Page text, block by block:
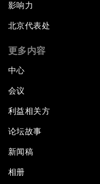
影响力
北京代表处
更多内容
中心
会议
利益相关方
论坛故事
新闻稿
相册